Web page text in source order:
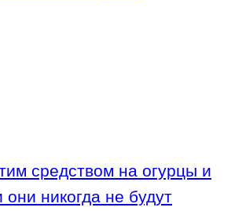
средством на огурцы и
никогда не будут